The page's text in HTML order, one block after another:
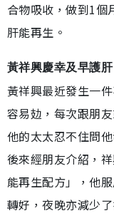
合物吸收，做到1個
肝能再生。
黃祥興慶幸及早護肝
黃祥興最近發生一
容易攰，每次跟朋
他的太太忍不住問
後來經朋友介紹，
能再生配方」，他
轉好，夜晚亦減少